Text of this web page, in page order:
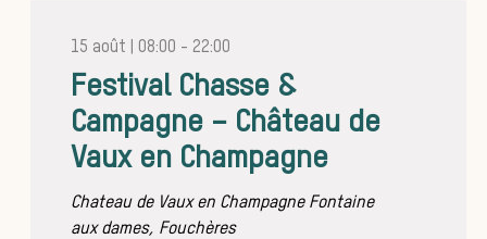
Les chiens de meute
Les chevaux de chasse
Les veneurs
Festival Chasse &
Campagne – Château de
Vaux en Champagne
15 août | 08:00 - 22:00
Chateau de Vaux en Champagne Fontaine
aux dames, Fouchères